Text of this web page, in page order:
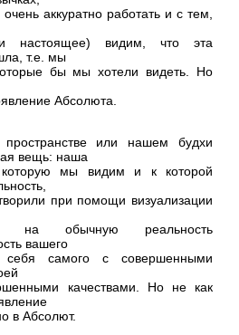
аккуратно работать и с тем,
настоящее) видим, что эта
т.е. мы
бы мы хотели видеть. Но
Абсолюта.
или нашем будхи
вещь: наша
которую мы видим и к которой
при помощи визуализации
на обычную реальность
вашего
себя самого с совершенными
качествами. Но не как
в Абсолют.